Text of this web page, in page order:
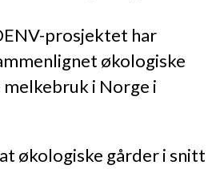
prosjektet har
økologiske
i Norge i
økologiske gårder i snitt